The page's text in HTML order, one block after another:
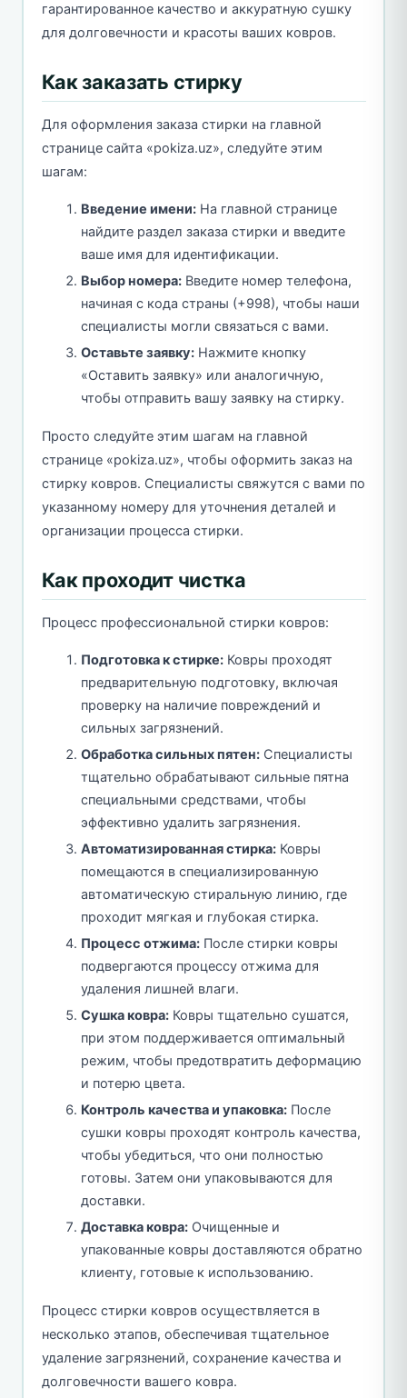
гарантированное качество и аккуратную сушку
для долговечности и красоты ваших ковров.
Как заказать стирку
Для оформления заказа стирки на главной
странице сайта «pokiza.uz», следуйте этим
шагам:
Введение имени: На главной странице
найдите раздел заказа стирки и введите
ваше имя для идентификации.
Выбор номера: Введите номер телефона,
начиная с кода страны (+998), чтобы наши
специалисты могли связаться с вами.
Оставьте заявку: Нажмите кнопку
«Оставить заявку» или аналогичную,
чтобы отправить вашу заявку на стирку.
Просто следуйте этим шагам на главной
странице «pokiza.uz», чтобы оформить заказ на
стирку ковров. Специалисты свяжутся с вами по
указанному номеру для уточнения деталей и
организации процесса стирки.
Как проходит чистка
Процесс профессиональной стирки ковров:
Подготовка к стирке: Ковры проходят
предварительную подготовку, включая
проверку на наличие повреждений и
сильных загрязнений.
Обработка сильных пятен: Специалисты
тщательно обрабатывают сильные пятна
специальными средствами, чтобы
эффективно удалить загрязнения.
Автоматизированная стирка: Ковры
помещаются в специализированную
автоматическую стиральную линию, где
проходит мягкая и глубокая стирка.
Процесс отжима: После стирки ковры
подвергаются процессу отжима для
удаления лишней влаги.
Сушка ковра: Ковры тщательно сушатся,
при этом поддерживается оптимальный
режим, чтобы предотвратить деформацию
и потерю цвета.
Контроль качества и упаковка: После
сушки ковры проходят контроль качества,
чтобы убедиться, что они полностью
готовы. Затем они упаковываются для
доставки.
Доставка ковра: Очищенные и
упакованные ковры доставляются обратно
клиенту, готовые к использованию.
Процесс стирки ковров осуществляется в
несколько этапов, обеспечивая тщательное
удаление загрязнений, сохранение качества и
долговечности вашего ковра.